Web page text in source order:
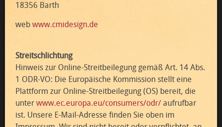
18356 Barth
web www.cmidesign.de
Streitschlichtung
Hinweis zur Online-Streitbeilegung gemäß Art. 14 Abs.
1 ODR-VO: Die Europäische Kommission stellt eine
Plattform zur Online-Streitbeilegung (OS) bereit, die
unter www.ec.europa.eu/consumers/odr/ aufrufbar
ist. Unsere E-Mail-Adresse finden Sie oben im